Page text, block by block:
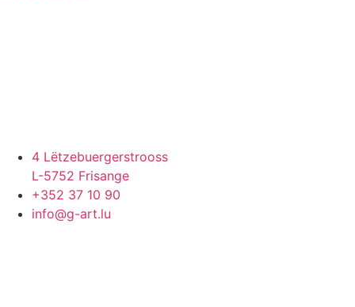
4 Lëtzebuergerstrooss
L-5752 Frisange
+352 37 10 90
info@g-art.lu